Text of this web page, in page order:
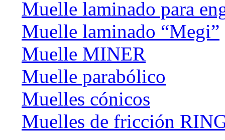
Muelle laminado para
Muelle laminado “Megi”
Muelle MINER
Muelle parabólico
Muelles cónicos
Muelles de fricción